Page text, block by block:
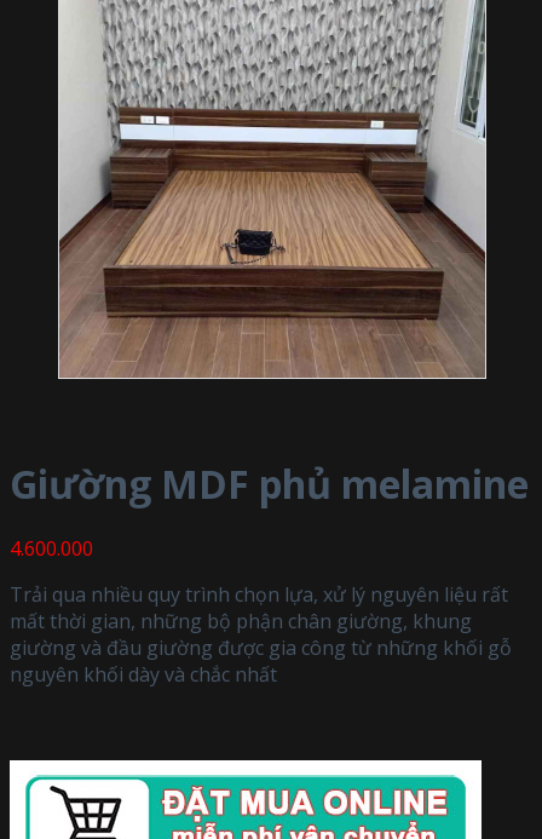
Giường MDF phủ melamine
4.600.000
Trải qua nhiều quy trình chọn lựa, xử lý nguyên liệu rất
mất thời gian, những bộ phận chân giường, khung
giường và đầu giường được gia công từ những khối gỗ
nguyên khối dày và chắc nhất